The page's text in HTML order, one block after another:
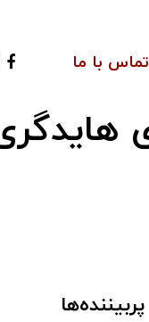
تماس با ما
پربیننده‌ها